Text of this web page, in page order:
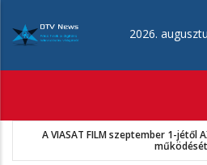
tartalomra
2026.
A VIASAT FILM szeptember 1-jétől
működését